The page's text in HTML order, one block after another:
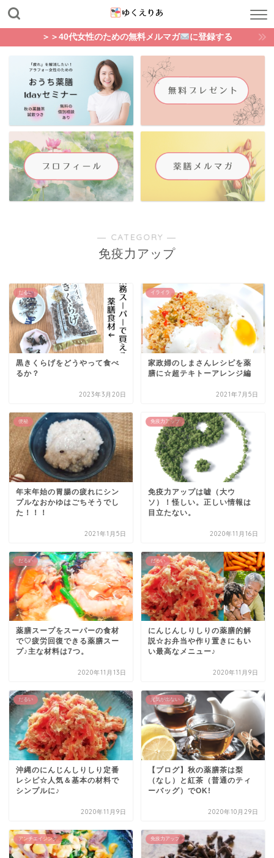
＞＞40代女性のための無料メルマガ に登録する
― CATEGORY ―
免疫力アップ
だるい
黒きくらげをどうやって食べ
るか？
2023年3月20日
イライラ
家政婦のしまさんレシピを薬
膳に☆超テキトーアレンジ編
2021年7月5日
便秘
年末年始の胃腸の疲れにシン
プルなおかゆはごちそうでし
た！！！
2021年1月5日
免疫力アップ
免疫力アップは嘘（大ウ
ソ）！怪しい。正しい情報は
目立たない。
2020年11月16日
だるい
薬膳スープをスーパーの食材
で♡疲労回復できる薬膳スー
プ♪主な材料は7つ。
2020年11月13日
だるい
にんじんしりしりの薬膳的解
説☆お弁当や作り置きにもい
い最高なメニュー♪
2020年11月9日
だるい
沖縄のにんじんしりしり定番
レシピ☆人気＆基本の材料で
シンプルに♪
2020年11月9日
元気が出ない
【ブログ】秋の薬膳茶は梨
（なし）と紅茶（普通のティ
ーバッグ）でOK!
2020年10月29日
アンチエイジング 免疫力アップ